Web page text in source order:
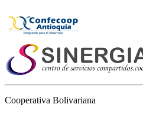
Cooperativa Bolivariana